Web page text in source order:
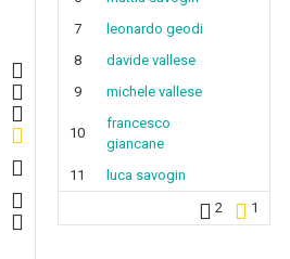
7
leonardo geodi
8
davide vallese
9
michele vallese
10
francesco
giancane
11
luca savogin
2
1